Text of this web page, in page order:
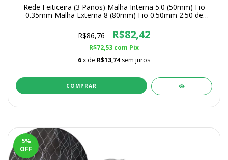
Rede Feiticeira (3 Panos) Malha Interna 5.0 (50mm) Fio
0.35mm Malha Externa 8 (80mm) Fio 0.50mm 2.50 de
R$86,76
R$82,42
R$72,53 com Pix
6x de R$13,74 sem juros
COMPRAR
5%
OFF